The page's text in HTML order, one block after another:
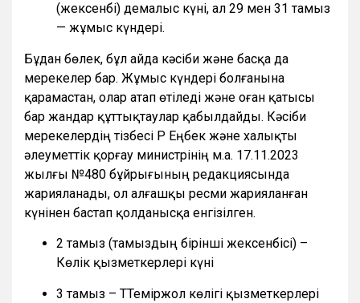
(жексенбі) демалыс күні, ал 29 мен 31 тамыз
— жұмыс күндері.
Бұдан бөлек, бұл айда кәсіби және басқа да
мерекелер бар. Жұмыс күндері болғанына
қарамастан, олар атап өтіледі және оған қатысы
бар жандар құттықтаулар қабылдайды. Кәсіби
мерекелердің тізбесі ҚР Еңбек және халықты
әлеуметтік қорғау министрінің м.а. 17.11.2023
жылғы №480 бұйрығының редакциясында
жарияланады, ол алғашқы ресми жарияланған
күнінен бастап қолданысқа енгізілген.
2 тамыз (тамыздың бірінші жексенбісі) –
Көлік қызметкерлері күні
3 тамыз – ТТеміржол көлігі қызметкерлері